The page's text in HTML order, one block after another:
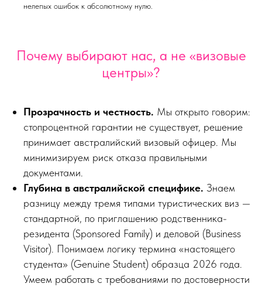
нелепых ошибок к абсолютному нулю.
Почему выбирают нас, а не «визовые
центры»?
Прозрачность и честность. Мы открыто говорим:
стопроцентной гарантии не существует, решение
принимает австралийский визовый офицер. Мы
минимизируем риск отказа правильными
документами.
Глубина в австралийской специфике. Знаем
разницу между тремя типами туристических виз —
стандартной, по приглашению родственника-
резидента (Sponsored Family) и деловой (Business
Visitor). Понимаем логику термина «настоящего
студента» (Genuine Student) образца 2026 года.
Умеем работать с требованиями по достоверности